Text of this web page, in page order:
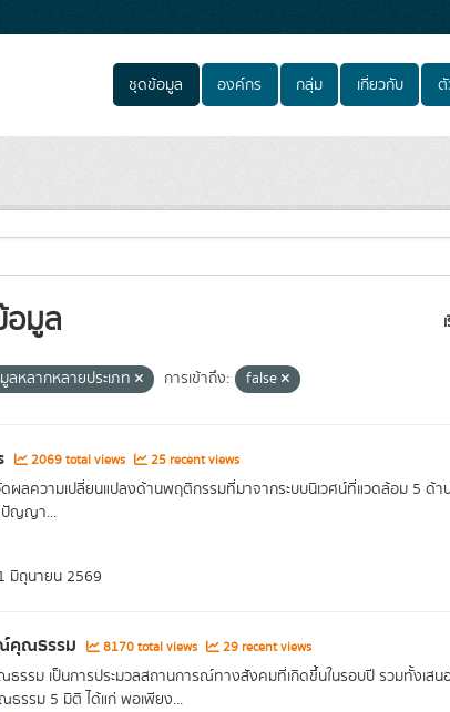
ชุดข้อมูล องค์กร กลุ่ม เกี่ยวกับ ตั
มูล
ลหลากหลายประเภท การเข้าถึง: false
2069 total views 25 recent views
ผลความเปลี่ยนแปลงด้านพฤติกรรมที่มาจากระบบนิเวศน์ที่แวดล้อม 5
ปัญญา...
มิถุนายน 2569
คุณธรรม 8170 total views 29 recent views
รรม เป็นการประมวลสถานการณ์ทางสังคมที่เกิดขึ้นในรอบปี รวมทั้งเส
ธรรม 5 มิติ ได้แก่ พอเพียง...